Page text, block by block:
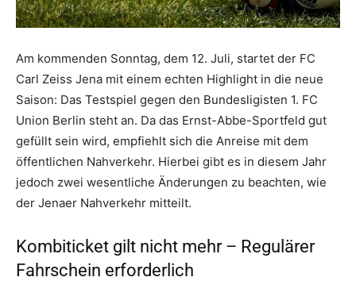
Am kommenden Sonntag, dem 12. Juli, startet der FC
Carl Zeiss Jena mit einem echten Highlight in die neue
Saison: Das Testspiel gegen den Bundesligisten 1. FC
Union Berlin steht an. Da das Ernst-Abbe-Sportfeld gut
gefüllt sein wird, empfiehlt sich die Anreise mit dem
öffentlichen Nahverkehr. Hierbei gibt es in diesem Jahr
jedoch zwei wesentliche Änderungen zu beachten, wie
der Jenaer Nahverkehr mitteilt.
Kombiticket gilt nicht mehr – Regulärer
Fahrschein erforderlich